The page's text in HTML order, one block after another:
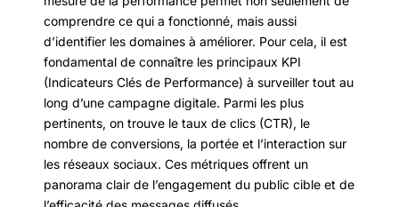
comprendre ce qui a fonctionné, mais aussi
d’identifier les domaines à améliorer. Pour cela, il est
fondamental de connaître les principaux KPI
(Indicateurs Clés de Performance) à surveiller tout au
long d’une campagne digitale. Parmi les plus
pertinents, on trouve le taux de clics (CTR), le
nombre de conversions, la portée et l’interaction sur
les réseaux sociaux. Ces métriques offrent un
panorama clair de l’engagement du public cible et de